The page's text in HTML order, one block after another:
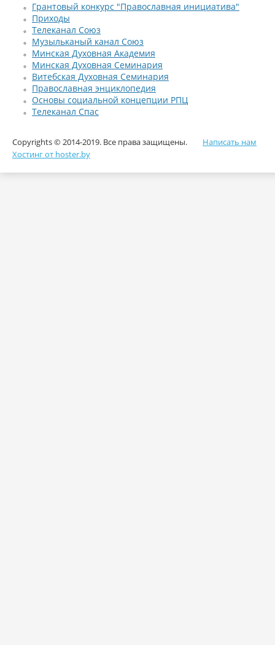
Грантовый конкурс "Православная инициатива"
Приходы
Телеканал Союз
Музыльканый канал Союз
Минская Духовная Академия
Минская Духовная Семинария
Витебская Духовная Семинария
Православная энциклопедия
Основы социальной концепции РПЦ
Телеканал Спас
Copyrights © 2014-2019. Все права защищены.
Хостинг от hoster.by
Написать нам